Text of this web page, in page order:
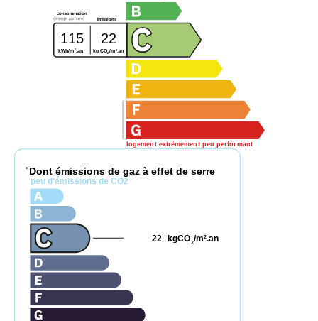
logement extrêmement peu performant
consommation
émissions
(énergie primaire)
115 22
kWh/m 2 .an kg CO2/m2.an
* Dont émissions de gaz à effet de serre
peu d'émissions de CO2
kgCO2/m2.an
22